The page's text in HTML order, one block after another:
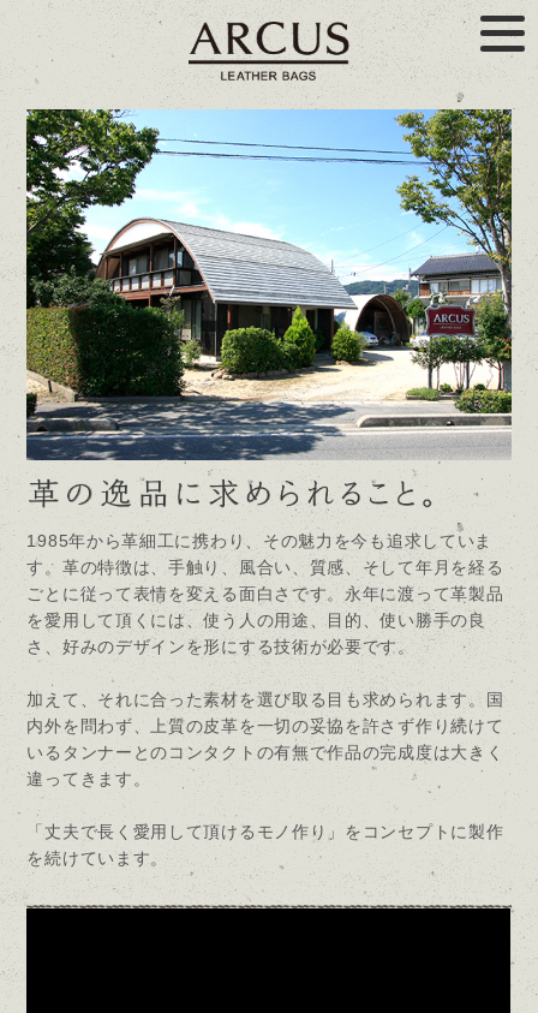
1985年から革細工に携わり、その魅力を今も追求していま
す。革の特徴は、手触り、風合い、質感、そして年月を経る
ごとに従って表情を変える面白さです。永年に渡って革製品
を愛用して頂くには、使う人の用途、目的、使い勝手の良
さ、好みのデザインを形にする技術が必要です。
加えて、それに合った素材を選び取る目も求められます。国
内外を問わず、上質の皮革を一切の妥協を許さず作り続けて
いるタンナーとのコンタクトの有無で作品の完成度は大きく
違ってきます。
「丈夫で長く愛用して頂けるモノ作り」をコンセプトに製作
を続けています。